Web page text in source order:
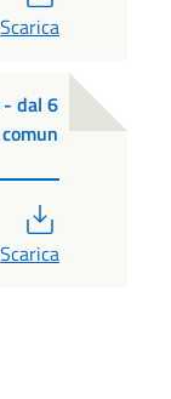
Scarica
dal 6
Scarica